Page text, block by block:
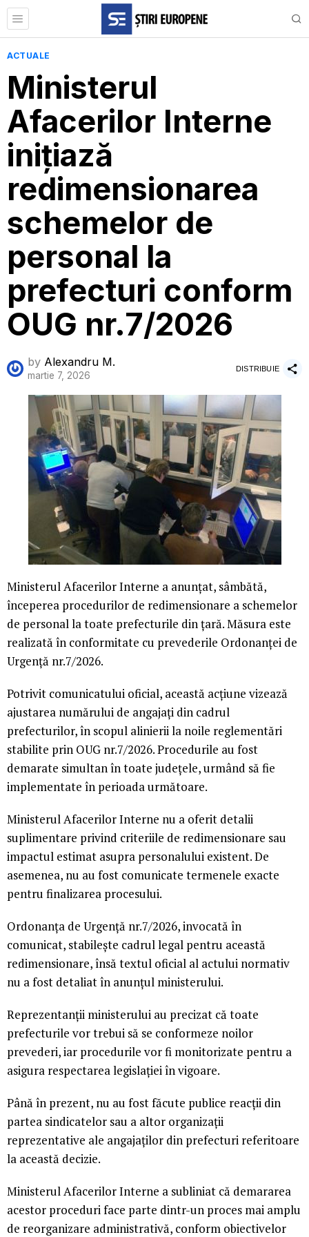
ACTUALE
Ministerul
Afacerilor Interne
inițiază
redimensionarea
schemelor de
personal la
prefecturi conform
OUG nr.7/2026
by Alexandru M.
martie 7, 2026
DISTRIBUIE
Ministerul Afacerilor Interne a anunțat, sâmbătă,
începerea procedurilor de redimensionare a schemelor
de personal la toate prefecturile din țară. Măsura este
realizată în conformitate cu prevederile Ordonanței de
Urgență nr.7/2026.
Potrivit comunicatului oficial, această acțiune vizează
ajustarea numărului de angajați din cadrul
prefecturilor, în scopul alinierii la noile reglementări
stabilite prin OUG nr.7/2026. Procedurile au fost
demarate simultan în toate județele, urmând să fie
implementate în perioada următoare.
Ministerul Afacerilor Interne nu a oferit detalii
suplimentare privind criteriile de redimensionare sau
impactul estimat asupra personalului existent. De
asemenea, nu au fost comunicate termenele exacte
pentru finalizarea procesului.
Ordonanța de Urgență nr.7/2026, invocată în
comunicat, stabilește cadrul legal pentru această
redimensionare, însă textul oficial al actului normativ
nu a fost detaliat în anunțul ministerului.
Reprezentanții ministerului au precizat că toate
prefecturile vor trebui să se conformeze noilor
prevederi, iar procedurile vor fi monitorizate pentru a
asigura respectarea legislației în vigoare.
Până în prezent, nu au fost făcute publice reacții din
partea sindicatelor sau a altor organizații
reprezentative ale angajaților din prefecturi referitoare
la această decizie.
Ministerul Afacerilor Interne a subliniat că demararea
acestor proceduri face parte dintr-un proces mai amplu
de reorganizare administrativă, conform obiectivelor